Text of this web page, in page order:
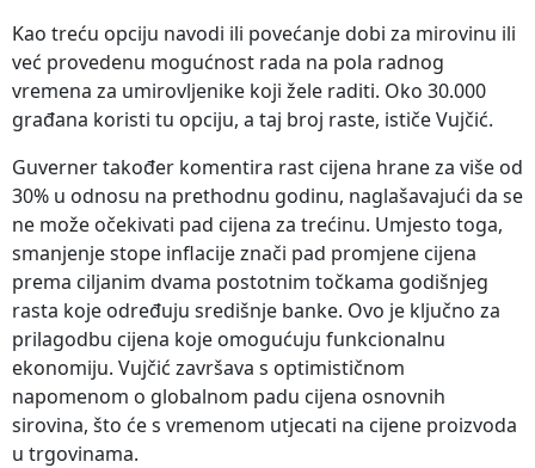
Kao treću opciju navodi ili povećanje dobi za mirovinu ili
već provedenu mogućnost rada na pola radnog
vremena za umirovljenike koji žele raditi. Oko 30.000
građana koristi tu opciju, a taj broj raste, ističe Vujčić.
Guverner također komentira rast cijena hrane za više od
30% u odnosu na prethodnu godinu, naglašavajući da se
ne može očekivati pad cijena za trećinu. Umjesto toga,
smanjenje stope inflacije znači pad promjene cijena
prema ciljanim dvama postotnim točkama godišnjeg
rasta koje određuju središnje banke. Ovo je ključno za
prilagodbu cijena koje omogućuju funkcionalnu
ekonomiju. Vujčić završava s optimističnom
napomenom o globalnom padu cijena osnovnih
sirovina, što će s vremenom utjecati na cijene proizvoda
u trgovinama.